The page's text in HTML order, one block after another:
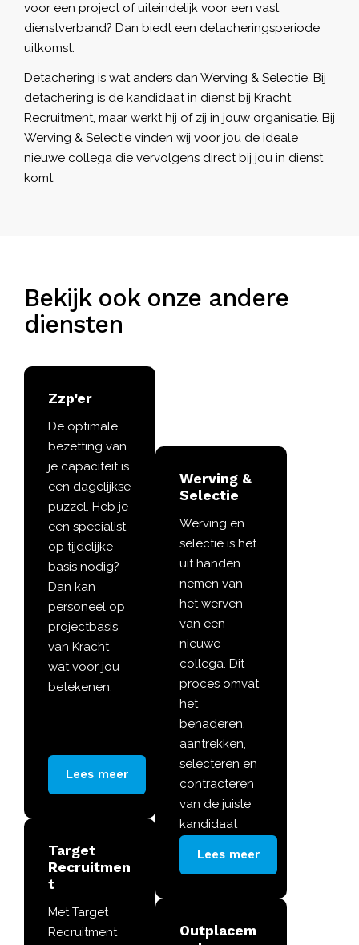
voor een project of uiteindelijk voor een vast
dienstverband? Dan biedt een detacheringsperiode
uitkomst.
Detachering is wat anders dan Werving & Selectie. Bij
detachering is de kandidaat in dienst bij Kracht
Recruitment, maar werkt hij of zij in jouw organisatie. Bij
Werving & Selectie vinden wij voor jou de ideale
nieuwe collega die vervolgens direct bij jou in dienst
komt.
Bekijk ook onze andere
diensten
Zzp'er
De optimale
bezetting van
je capaciteit is
een dagelijkse
puzzel. Heb je
een specialist
op tijdelijke
basis nodig?
Dan kan
personeel op
projectbasis
van Kracht
wat voor jou
betekenen.
Lees meer
Werving &
Selectie
Werving en
selectie is het
uit handen
nemen van
het werven
van een
nieuwe
collega. Dit
proces omvat
het
benaderen,
aantrekken,
selecteren en
contracteren
van de juiste
kandidaat
voor de
Lees meer
Target
Recruitmen
t
Met Target
Recruitment
Outplacem